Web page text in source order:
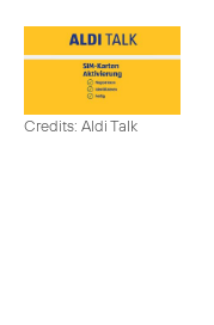
Credits: Aldi Talk